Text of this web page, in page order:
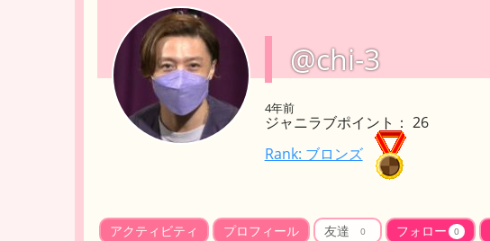
@chi-3
4年前
ジャニラブポイント： 26
Rank: ブロンズ
アクティビティ プロフィール 友達 0 フォロー 0